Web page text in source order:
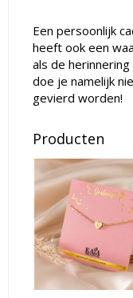
Een persoonlijk
heeft ook een
als de
doe je namelijk
gevierd worden!
Producten